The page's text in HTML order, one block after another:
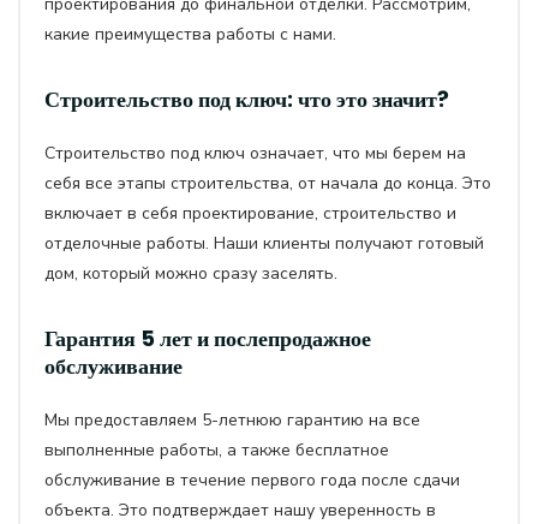
какие преимущества работы с нами.
Строительство под ключ: что это значит?
Строительство под ключ означает, что мы берем на
себя все этапы строительства, от начала до конца. Это
включает в себя проектирование, строительство и
отделочные работы. Наши клиенты получают готовый
дом, который можно сразу заселять.
Гарантия 5 лет и послепродажное
обслуживание
Мы предоставляем 5-летнюю гарантию на все
выполненные работы, а также бесплатное
обслуживание в течение первого года после сдачи
объекта. Это подтверждает нашу уверенность в